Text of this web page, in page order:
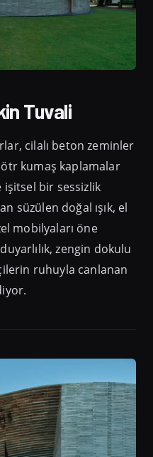
Tuvali
cilalı beton zeminler
kumaş kaplamalar
işitsel bir sessizlik
süzülen doğal ışık, el
mobilyaları öne
zengin dokulu
ruhuyla canlanan